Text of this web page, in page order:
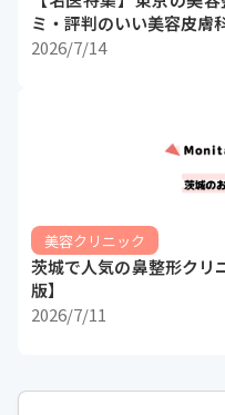
ミ・評判のいい美容皮膚
2026/7/14
美容クリニック
茨城で人気の鼻整形クリ
版】
2026/7/11